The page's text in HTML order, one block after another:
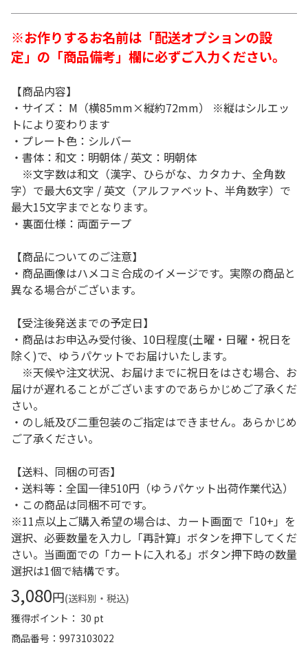
※お作りするお名前は「配送オプションの設
定」の「商品備考」欄に必ずご入力ください。
【商品内容】
・サイズ： M（横85mm×縦約72mm） ※縦はシルエッ
トにより変わります
・プレート色：シルバー
・書体：和文：明朝体 / 英文：明朝体
※文字数は和文（漢字、ひらがな、カタカナ、全角数
字）で最大6文字 / 英文（アルファベット、半角数字）で
最大15文字までとなります。
・裏面仕様：両面テープ
【商品についてのご注意】
・商品画像はハメコミ合成のイメージです。実際の商品と
異なる場合がございます。
【受注後発送までの予定日】
・商品はお申込み受付後、10日程度(土曜・日曜・祝日を
除く)で、ゆうパケットでお届けいたします。
※天候や注文状況、お届けまでに祝日をはさむ場合、お
届けが遅れることがございますのであらかじめご了承くだ
さい。
・のし紙及び二重包装のご指定はできません。あらかじめ
ご了承ください。
【送料、同梱の可否】
・送料等：全国一律510円（ゆうパケット出荷作業代込）
・この商品は同梱不可です。
※11点以上ご購入希望の場合は、カート画面で「10+」を
選択、必要数量を入力し「再計算」ボタンを押下してくだ
さい。当画面での「カートに入れる」ボタン押下時の数量
選択は1個で結構です。
3,080円(送料別・税込)
獲得ポイント： 30 pt
商品番号
9973103022